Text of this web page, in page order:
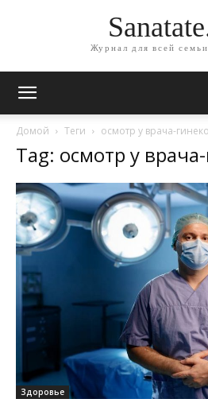
Журнал для всей
Домой Теги осмотр у врача-
Tag: осмотр у
Здоровье